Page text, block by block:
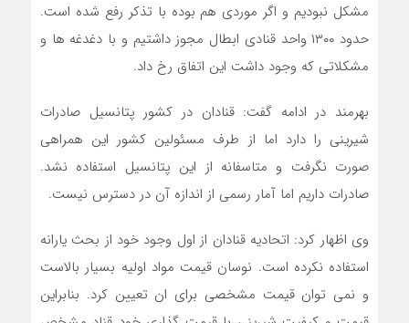
مشکل نبودیم و اگر موردی هم بوده با تذکر رفع شده است.
حدود ۱۳۰۰ واحد قنادی ابطال مجوز داشتیم و با دغدغه ها و
مشکلاتی که وجود داشت این اتفاق رخ داد.
بهرمند در ادامه گفت: قنادان در کشور پتانسیل صادرات
شیرینی را دارد اما از طرف مسئولین کشور این همراهی
صورت نگرفت و متاسفانه از این پتانسیل استفاده نشد.
صادرات داریم اما آمار رسمی از اندازه آن در دسترس نیست.
وی اظهار کرد: اتحادیه قنادان از اول وجود خود از بحث یارانه
استفاده نکرده است. نوسان قیمت مواد اولیه بسیار بالاست
و نمی توان قیمت مشخصی برای ان تعیین کرد. بنابراین